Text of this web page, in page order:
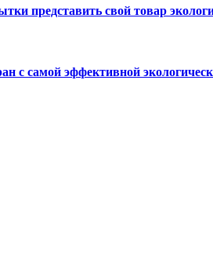
представить свой товар
с самой эффективной